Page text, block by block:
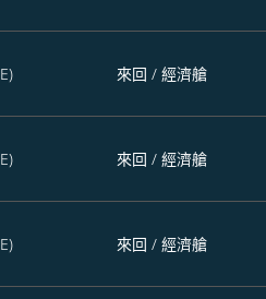
來回 / 經濟艙
來回 / 經濟艙
來回 / 經濟艙